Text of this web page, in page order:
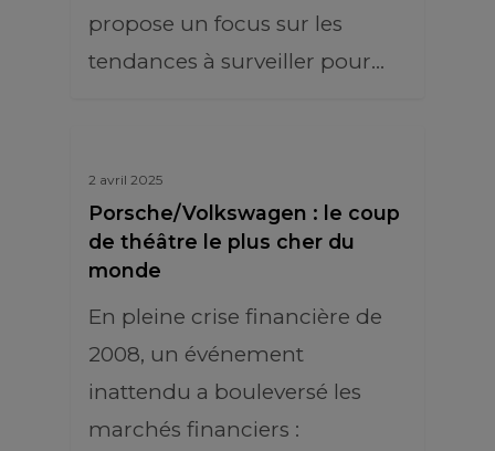
propose un focus sur les
tendances à surveiller pour…
2 avril 2025
Porsche/Volkswagen : le coup
de théâtre le plus cher du
monde
En pleine crise financière de
2008, un événement
inattendu a bouleversé les
marchés financiers :